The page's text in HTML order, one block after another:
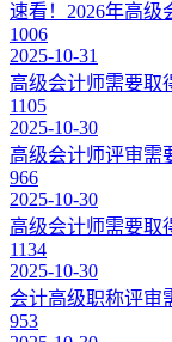
速看！2026年高级
1006
2025-10-31
高级会计师需要取
1105
2025-10-30
高级会计师评审需
966
2025-10-30
高级会计师需要取
1134
2025-10-30
会计高级职称评审
953